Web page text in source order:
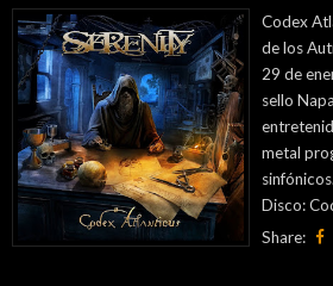
Codex
de los
29 de
sello
metal
Disco:
Share: